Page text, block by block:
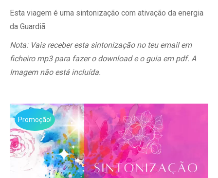
Esta viagem é uma sintonização com ativação da energia
da Guardiã.
Nota: Vais receber esta sintonização no teu email em
ficheiro mp3 para fazer o download e o guia em pdf. A
Imagem não está incluída.
Promoção!